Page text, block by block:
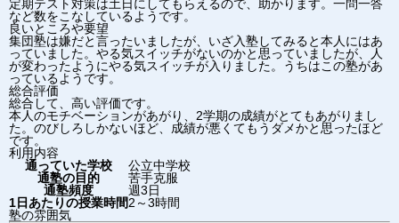
定期テスト対策は土日にしてもらえるので、助かります。一問一答
など数をこなしているようです。
良いところや要望
集団塾は嫌だと言ったいましたが、いざ入塾してみると本人にはあ
っていました。やる気スイッチがないのかと思っていましたが、人
が変わったようにやる気スイッチが入りました。うちはこの塾があ
っているようです。
総合評価
総合して、高い評価です。
本人のモチベーションがあがり、2学期の成績がとてもあがりまし
た。のびしろしかないほど、成績が悪くてもうダメかと思ったほど
です。
利用内容
通っていた学校
公立中学校
通塾の目的
苦手克服
通塾頻度
週3日
1日あたりの授業時間2～3時間
塾の雰囲気